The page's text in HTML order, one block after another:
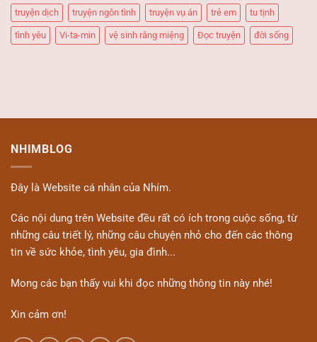
truyện dịch truyện ngôn tình truyện vụ án trẻ em tu tịnh
tình yêu Vi-ta-min vệ sinh răng miệng Đọc truyện đời sống
NHIMBLOG
Đây là Website cá nhân của Nhím.
Các nội dung trên Website đều rất có ích trong cuộc sống, từ
những câu triết lý, những câu chuyện nhỏ cho đến các thông
tin về sức khỏe, tình yêu, gia đình...
Mong các bạn thấy vui khi đọc những thông tin này nhé!
Xin cảm ơn!